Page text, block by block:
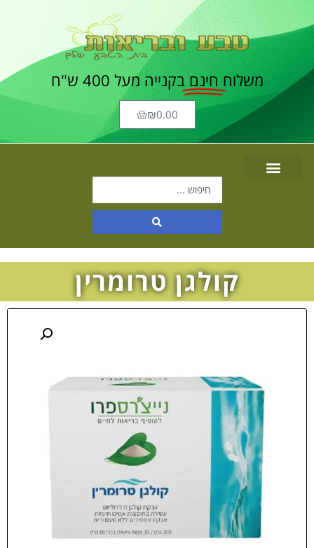
משלוח חינם בקנייה מעל 400 ש"ח
₪0.00
קולגן טרומרין